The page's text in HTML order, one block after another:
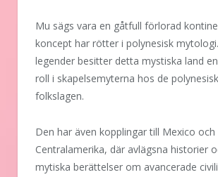
Mu sägs vara en gåtfull förlorad
koncept har rötter i polynesisk
legender besitter detta mystiska land
roll i skapelsemyterna hos de
folkslagen.
Den har även kopplingar till Mexico och
Centralamerika, där avlägsna historier
mytiska berättelser om avancerade